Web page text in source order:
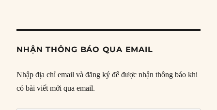
NHẬN THÔNG BÁO QUA EMAIL
Nhập địa chỉ email và đăng ký để được nhận thông báo khi
có bài viết mới qua email.